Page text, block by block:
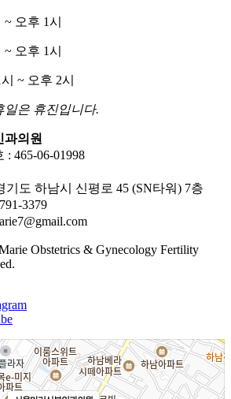
~ 오후 1시
~ 오후 1시
~ 오후 2시
은 휴진입니다.
과의원
465-06-01998
기도 하남시 신평로 45 (SN타워) 7층
3379
Obstetrics & Gynecology Fertility